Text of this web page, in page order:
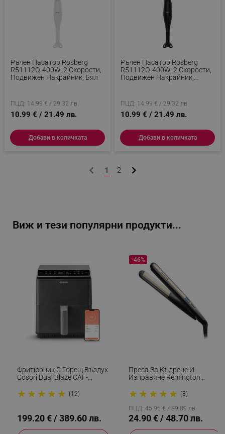
Ръчен Пасатор Rosberg
R51112O, 400W, 2 Скорости,
Подвижен Накрайник, Бял
ПЦД: 14.99 € / 29.32 лв.
10.99 € / 21.49 лв.
Добави в количката
Ръчен Пасатор Rosberg
R51112O, 400W, 2 Скорости,
Подвижен Накрайник,
ПЦД: 14.99 € / 29.32 лв.
10.99 € / 21.49 лв.
Добави в количката
1 2
Виж и тези популярни продукти...
Фритюрник С Горещ Въздух
Cosori Dual Blaze CAF-
Програми, 360 ThermoIQ,
Двойни Нагреватели, Черен
★ ★ ★ ★ ★ (12)
199.20 € / 389.60 лв.
Преса За Къдрене И
Изправяне Remington
Керамика, Загряване: 15
Секунди, 150-230C,
Златист/черен
★ ★ ★ ★ ★ (8)
-46%
ПЦД: 45.96 € / 89.89 лв.
24.90 € / 48.70 лв.
_sgf_delayed_actions, .alleop.bg
_sgf_delayed_campaigns .alleop.bg
segmentifyExtension
sgfUserUpdateData .alleop.bg